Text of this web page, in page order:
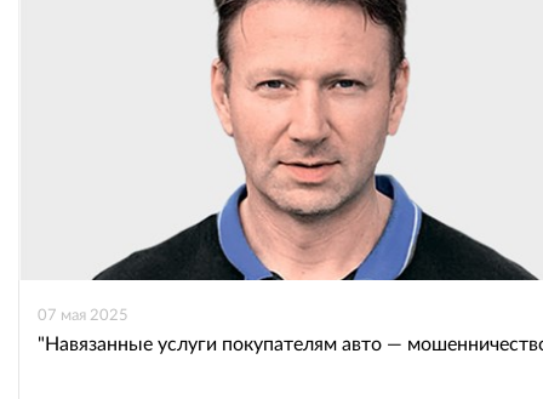
07 мая 2025
"Навязанные услуги покупателям авто —